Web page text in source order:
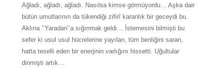
Ağladı, ağladı, ağladı. Nasılsa kimse görmüyordu… Aşka dair
bütün umutlarının da tükendiği zifirî karanlık bir geceydi bu.
Aklına ’’Yaradan’’a sığınmak geldi… İstemesini bilmişti bu
sefer ki usul usul hücrelerine yayılan, tüm benliğini saran,
hatta teselli eden bir enerjinin varlığını hissetti. Uğultular
dinmişti artık…